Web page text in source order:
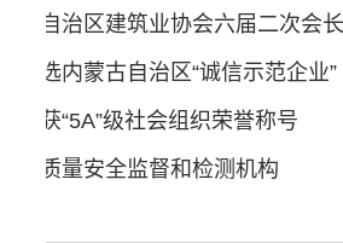
古自治区建筑业协会六届二次会
入选内蒙古自治区“诚信示范企业”
再获“5A”级社会组织荣誉称号
程质量安全监督和检测机构